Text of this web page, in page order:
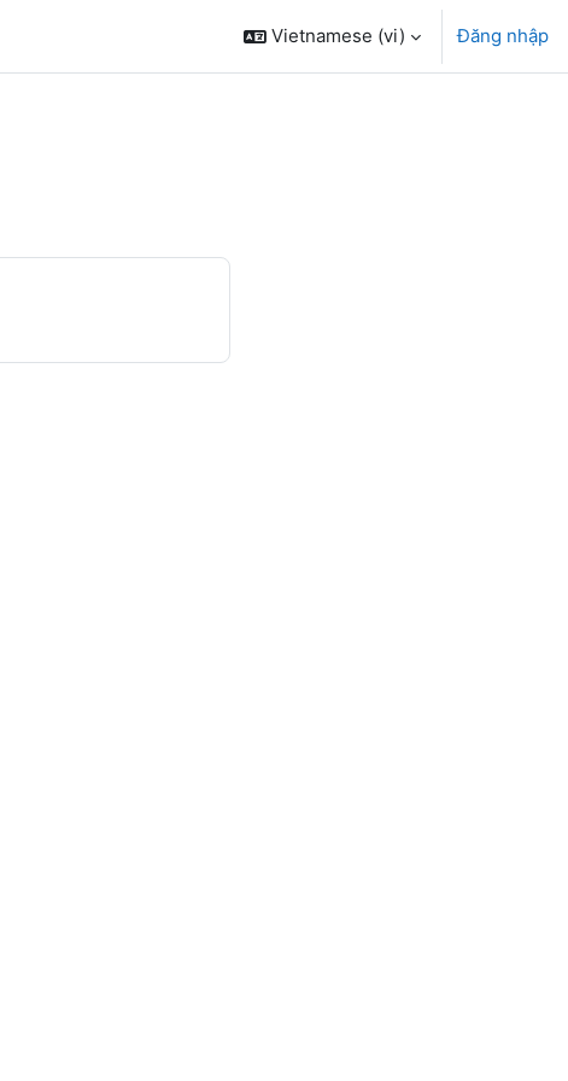
Vietnamese ‎(vi)‎ Đăng nhập